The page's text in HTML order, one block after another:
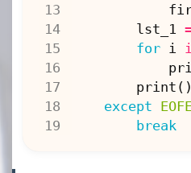
14
lst_1
for
i
print ()
except
break